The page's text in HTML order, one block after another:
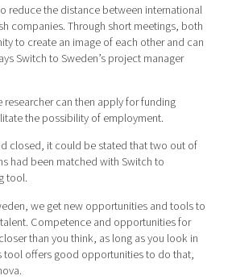
reduce the distance between international
companies. Through short meetings, both
to create an image of each other and can
Switch to Sweden’s project manager
can then apply for funding
the possibility of employment.
closed, it could be stated that two out of
had been matched with Switch to
tool.
we get new opportunities and tools to
Competence and opportunities for
than you think, as long as you look in
tool offers good opportunities to do that,